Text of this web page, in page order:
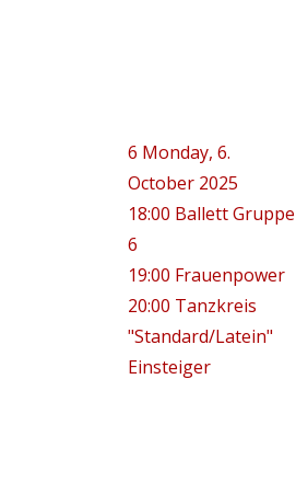
6 Monday, 6.
October 2025
18:00 Ballett Gruppe
6
19:00 Frauenpower
20:00 Tanzkreis
"Standard/Latein"
Einsteiger